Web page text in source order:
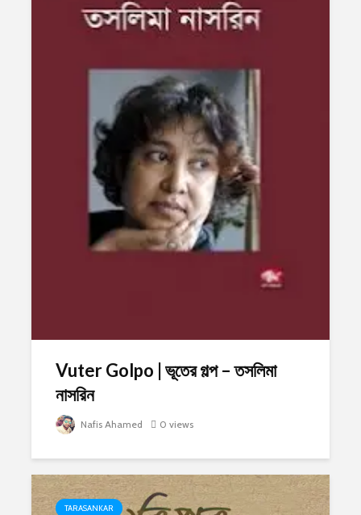
Vuter Golpo | ভূতের গল্প – তসলিমা
নাসরিন
Nafis Ahamed 0 views
TARASANKAR